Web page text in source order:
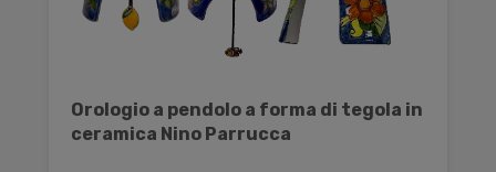
Orologio a pendolo a forma di tegola in
ceramica Nino Parrucca